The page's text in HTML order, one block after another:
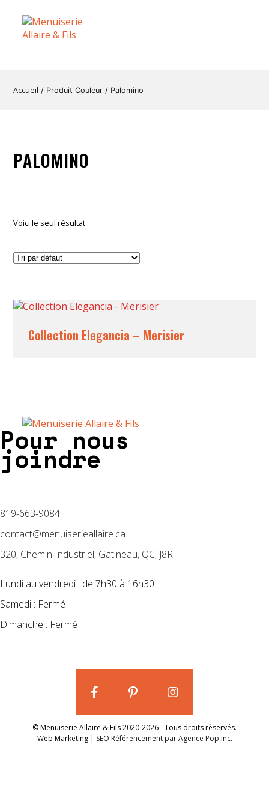
Accueil / Produit Couleur / Palomino
PALOMINO
Voici le seul résultat
Collection Elegancia – Merisier
Pour nous
joindre
819-663-9084
contact@menuiserieallaire.ca
320, Chemin Industriel, Gatineau, QC, J8R
Lundi au vendredi : de 7h30 à 16h30
Samedi : Fermé
Dimanche : Fermé
© Menuiserie Allaire & Fils 2020-2026 - Tous droits réservés.
Web Marketing | SEO Référencement par Agence Pop Inc.